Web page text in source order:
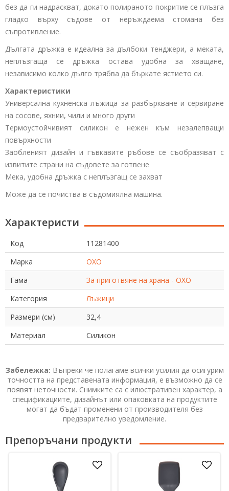
без да ги надраскват, докато полираното покритие се плъзга
гладко върху съдове от неръждаема стомана без
съпротивление.
Дългата дръжка е идеална за дълбоки тенджери, а меката,
неплъзгаща се дръжка остава удобна за хващане,
независимо колко дълго трябва да бъркате ястието си.
Характеристики
Универсална кухненска лъжица за разбъркване и сервиране
на сосове, яхнии, чили и много други
Термоустойчивият силикон е нежен към незалепващи
повърхности
Заобленият дизайн и гъвкавите ръбове се съобразяват с
извитите страни на съдовете за готвене
Мека, удобна дръжка с неплъзгащ се захват
Може да се почиства в съдомиялна машина.
Характеристи
Код
11281400
Марка
OXO
Гама
За приготвяне на храна - OXO
Категория
Лъжици
Размери (см)
32,4
Материал
Силикон
Забележка: Въпреки че полагаме всички усилия да осигурим
точността на представената информация, е възможно да се
появят неточности. Снимките са с илюстративен характер, а
спецификациите, дизайнът или опаковката на продуктите
могат да бъдат променени от производителя без
предварително уведомление.
Препоръчани продукти